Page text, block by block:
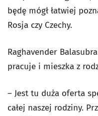
będę mógł łatwiej
Rosja czy Czechy.
Raghavender
pracuje i mieszka z
– Jest tu duża oferta
całej naszej rodziny.